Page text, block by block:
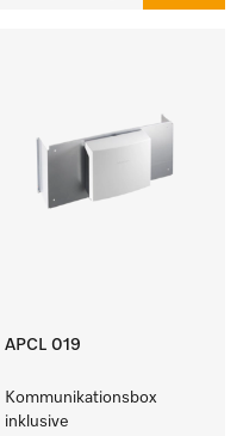
APCL 019
Kommunikationsbox
inklusive